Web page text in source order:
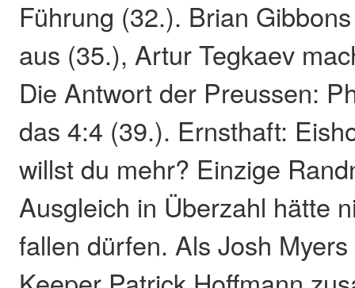
Führung (32.). Brian
aus (35.), Artur Tegkaev
Die Antwort der Preussen:
das 4:4 (39.). Ernsthaft:
willst du mehr? Einzige
Ausgleich in Überzahl hätte
fallen dürfen. Als Josh